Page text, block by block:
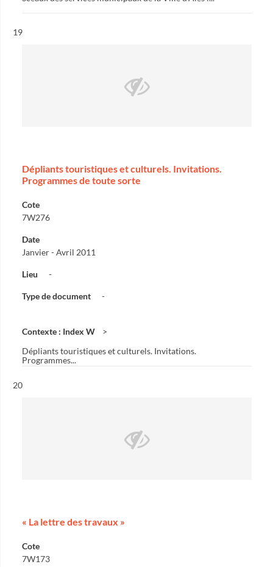
Résultat n°
19
Dépliants touristiques et culturels. Invitations.
Programmes de toute sorte
Cote
7W276
Date
Janvier - Avril 2011
Lieu -
Type de document -
Contexte : Index W
Dépliants touristiques et culturels. Invitations.
Programmes...
Résultat n°
20
« La lettre des travaux »
Cote
7W173